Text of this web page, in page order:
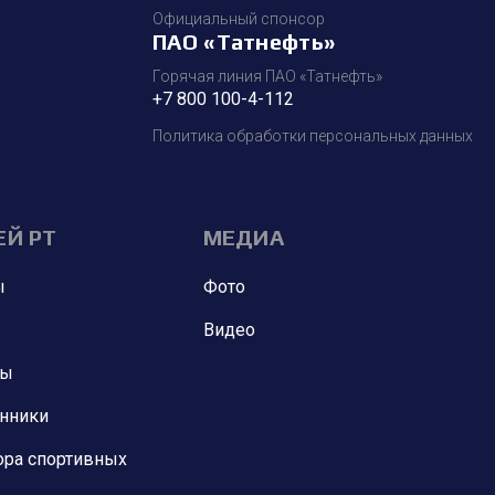
Официальный спонсор
ПАО «Татнефть»
Горячая линия ПАО «Татнефть»
+7 800 100-4-112
Политика обработки персональных данных
РТ
спортивных
МЕДИА
Фото
Видео